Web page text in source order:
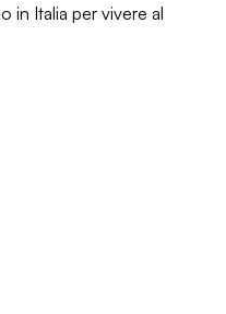
in Italia per vivere al